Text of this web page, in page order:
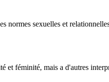
normes sexuelles et
et féminité, mais a d'autres